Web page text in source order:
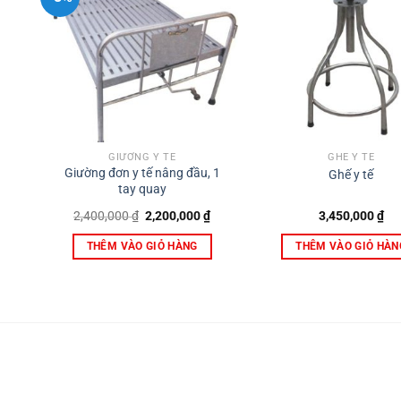
GIƯỜNG Y TẾ
Giường đơn y tế nâng đầu, 1
tay quay
2,400,000₫ Giá
là:
2,400,000 ₫.
2,200,000₫Giá
hiện
tại
THÊM VÀO GIỎ HÀNG
GHẾ Y TẾ
Ghế y tế
3,450,000₫
THÊM VÀO GIỎ